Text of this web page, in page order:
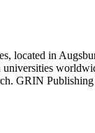
in
GRIN